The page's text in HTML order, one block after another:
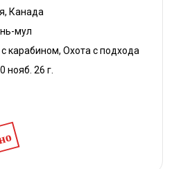
Канада
мул
карабином, Охота с подхода
нояб. 26 г.